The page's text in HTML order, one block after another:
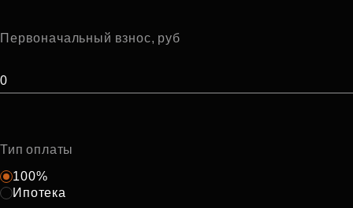
Первоначальный взнос, руб
Тип оплаты
100%
Ипотека